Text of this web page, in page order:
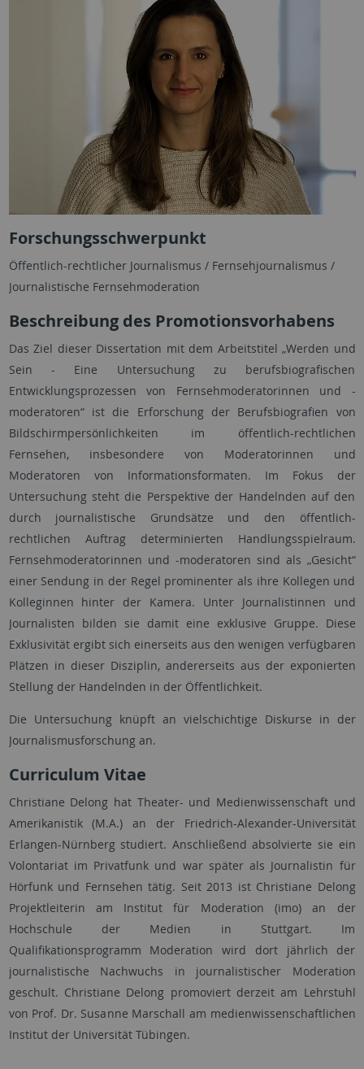
Forschungsschwerpunkt
Öffentlich-rechtlicher Journalismus / Fernsehjournalismus /
Journalistische Fernsehmoderation
Beschreibung des Promotionsvorhabens
Das Ziel dieser Dissertation mit dem Arbeitstitel „Werden und
Sein - Eine Untersuchung zu berufsbiografischen
Entwicklungsprozessen von Fernsehmoderatorinnen und -
moderatoren“ ist die Erforschung der Berufsbiografien von
Bildschirmpersönlichkeiten im öffentlich-rechtlichen
Fernsehen, insbesondere von Moderatorinnen und
Moderatoren von Informationsformaten. Im Fokus der
Untersuchung steht die Perspektive der Handelnden auf den
durch journalistische Grundsätze und den öffentlich-
rechtlichen Auftrag determinierten Handlungs­spielraum.
Fernseh­moderatorinnen und -moderatoren sind als „Gesicht“
einer Sendung in der Regel prominenter als ihre Kollegen und
Kolleginnen hinter der Kamera. Unter Journalistinnen und
Journalisten bilden sie damit eine exklusive Gruppe. Diese
Exklusivität ergibt sich einerseits aus den wenigen verfügbaren
Plätzen in dieser Disziplin, andererseits aus der exponierten
Stellung der Handelnden in der Öffentlichkeit.
Die Untersuchung knüpft an vielschichtige Diskurse in der
Journalismusforschung an.
Curriculum Vitae
Christiane Delong hat Theater- und Medienwissenschaft und
Amerikanistik (M.A.) an der Friedrich-Alexander-Universität
Erlangen-Nürnberg studiert. Anschließend absolvierte sie ein
Volontariat im Privatfunk und war später als Journalistin für
Hörfunk und Fernsehen tätig. Seit 2013 ist Christiane Delong
Projektleiterin am Institut für Moderation (imo) an der
Hochschule der Medien in Stuttgart. Im
Qualifikationsprogramm Moderation wird dort jährlich der
journalistische Nachwuchs in journalistischer Moderation
geschult. Christiane Delong promoviert derzeit am Lehrstuhl
von Prof. Dr. Susanne Marschall am medienwissenschaftlichen
Institut der Universität Tübingen.